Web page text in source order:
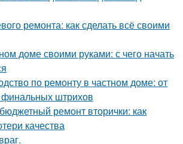
ремонта: как сделать всё своими
доме своими руками: с чего начать
по ремонту в частном доме: от
штрихов
ремонт вторички: как
качества